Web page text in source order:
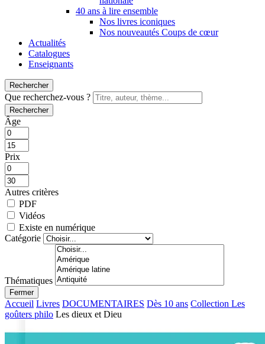
40 ans à lire ensemble
Nos livres iconiques
Nos nouveautés Coups de cœur
Actualités
Catalogues
Enseignants
Rechercher
Que recherchez-vous ?
Rechercher
Âge
Prix
Autres critères
PDF
Vidéos
Existe en numérique
Catégorie
Thématiques
Fermer
Accueil Livres DOCUMENTAIRES Dès 10 ans Collection Les
goûters philo Les dieux et Dieu